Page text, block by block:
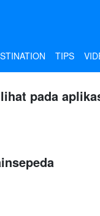
TIPS
pada